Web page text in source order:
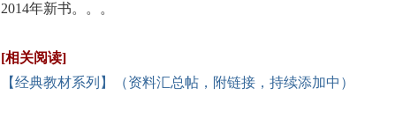
2014年新书。。。
[相关阅读]
【经典教材系列】（资料汇总帖，附链接，持续添加中）